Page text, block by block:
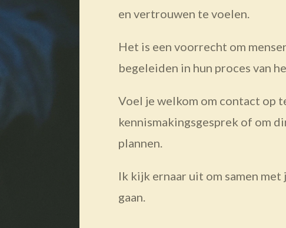
en vertrouwen te voelen.
Het is een voorrecht om
begeleiden in hun proces van
Voel je welkom om contact op
kennismakingsgesprek of om
plannen.
Ik kijk ernaar uit om samen met
gaan.